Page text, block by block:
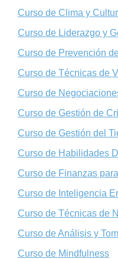
Curso de Clima y
Curso de Liderazgo y
Curso de Prevención
Curso de Técnicas de
Curso de
Curso de Gestión de
Curso de Gestión del
Curso de Habilidades
Curso de Finanzas
Curso de Inteligencia
Curso de Técnicas de
Curso de Análisis y
Curso de Mindfulness